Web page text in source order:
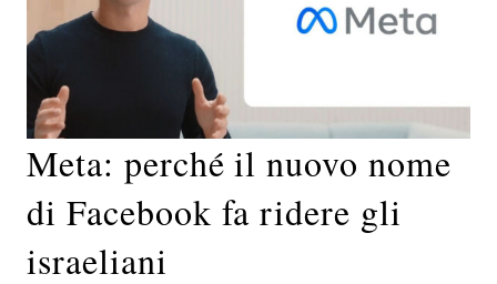
Meta: perché il nuovo nome
di Facebook fa ridere gli
israeliani